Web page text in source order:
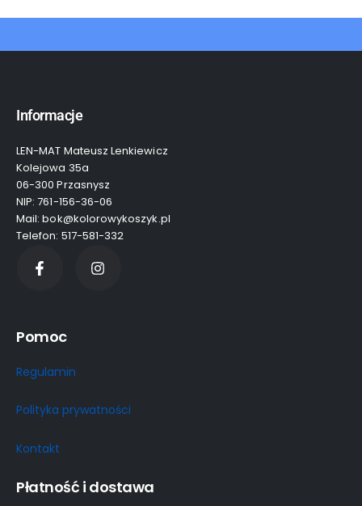
Informacje
LEN-MAT Mateusz Lenkiewicz
Kolejowa 35a
06-300 Przasnysz
NIP: 761-156-36-06
Mail: bok@kolorowykoszyk.pl
Telefon: 517-581-332
Pomoc
Regulamin
Polityka prywatności
Kontakt
Płatność i dostawa